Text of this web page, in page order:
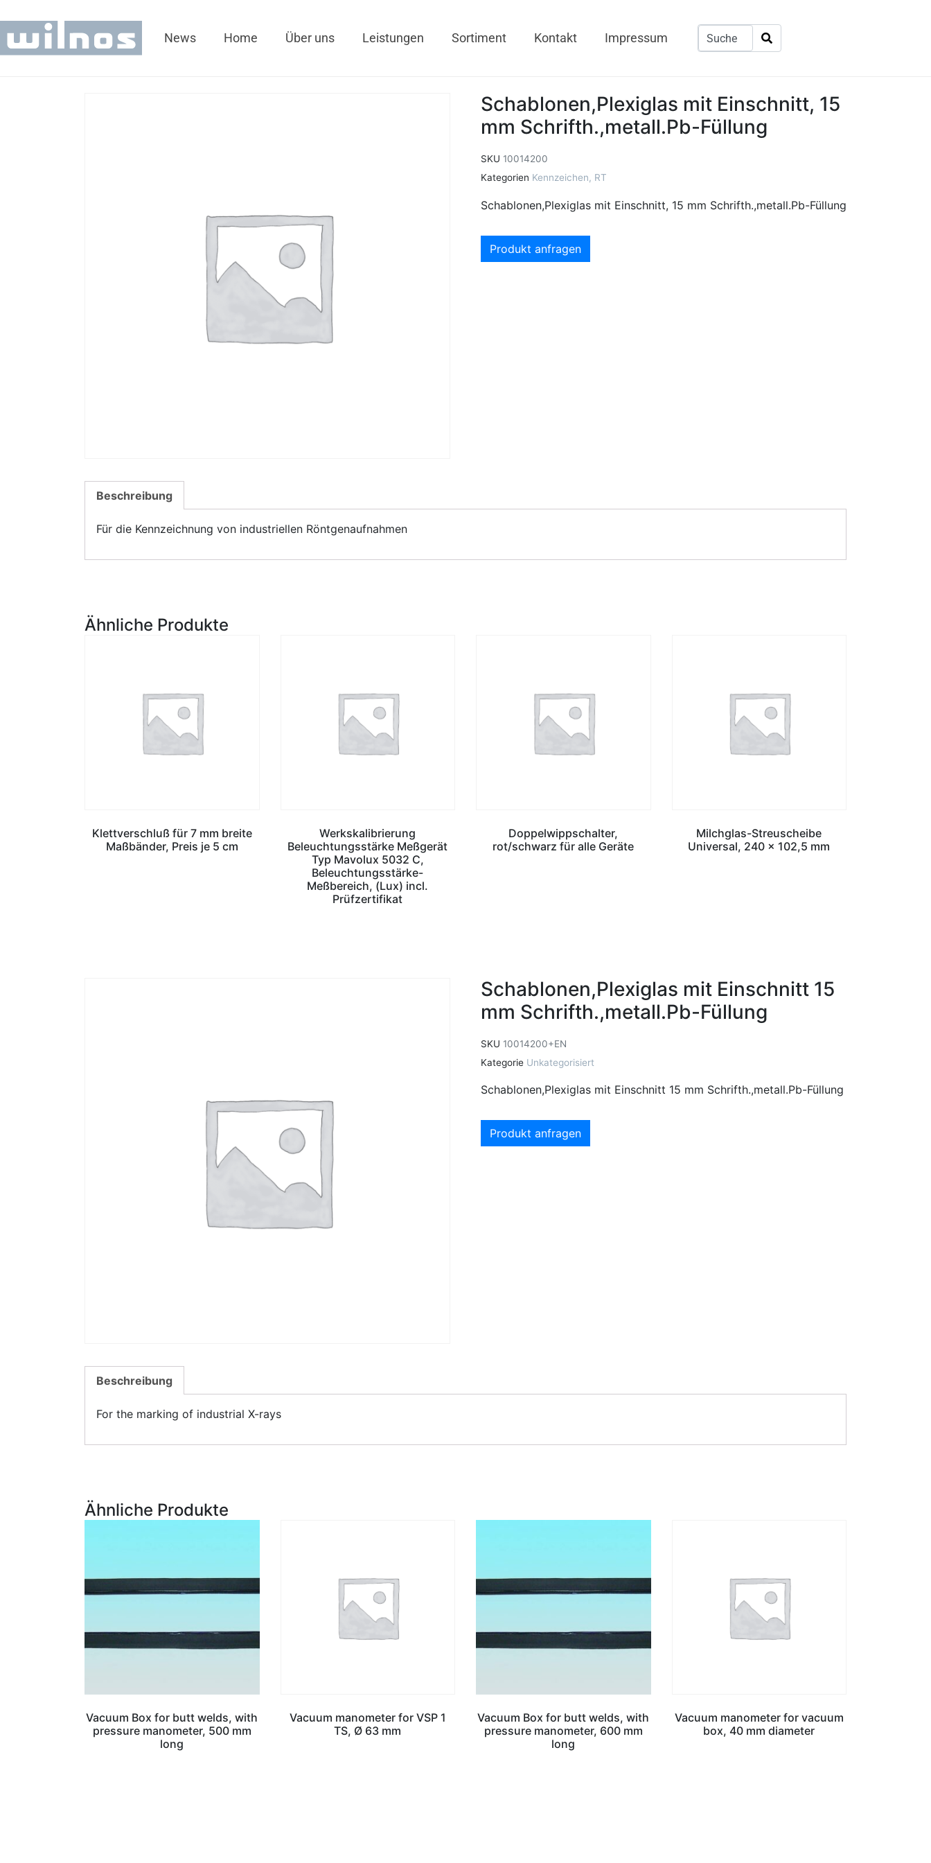
News Home Über uns Leistungen Sortiment Kontakt Impressum
Schablonen,Plexiglas mit Einschnitt, 15
mm Schrifth.,metall.Pb-Füllung
SKU 10014200
Kategorien Kennzeichen, RT
Schablonen,Plexiglas mit Einschnitt, 15 mm Schrifth.,metall.Pb-Füllung
Produkt anfragen
Beschreibung
Für die Kennzeichnung von industriellen Röntgenaufnahmen
Ähnliche Produkte
Klettverschluß für 7 mm breite
Maßbänder, Preis je 5 cm
Werkskalibrierung
Beleuchtungsstärke Meßgerät
Typ Mavolux 5032 C,
Beleuchtungsstärke-
Meßbereich, (Lux) incl.
Prüfzertifikat
Doppelwippschalter,
rot/schwarz für alle Geräte
Milchglas-Streuscheibe
Universal, 240 x 102,5 mm
Schablonen,Plexiglas mit Einschnitt 15
mm Schrifth.,metall.Pb-Füllung
SKU 10014200+EN
Kategorie Unkategorisiert
Schablonen,Plexiglas mit Einschnitt 15 mm Schrifth.,metall.Pb-Füllung
Produkt anfragen
Beschreibung
For the marking of industrial X-rays
Ähnliche Produkte
Vacuum Box for butt welds, with
pressure manometer, 500 mm
long
Vacuum manometer for VSP 1
TS, Ø 63 mm
Vacuum Box for butt welds, with
pressure manometer, 600 mm
long
Vacuum manometer for vacuum
box, 40 mm diameter